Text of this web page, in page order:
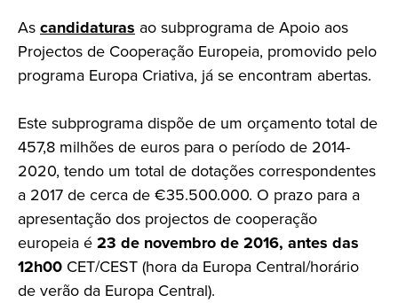
Ascandidaturas ao subprograma de Apoio aos
Projectos de Cooperação Europeia, promovido pelo
programa Europa Criativa, já se encontram abertas.
Este subprograma dispõe de um orçamento total de
457,8 milhões de euros para o período de 2014-
2020, tendo um total de dotações correspondentes
a 2017 de cerca de €35.500.000. O prazo para a
apresentação dos projectos de cooperação
europeia é23 de novembro de 2016, antes das
12h00 CET/CEST (hora da Europa Central/horário
de verão da Europa Central).